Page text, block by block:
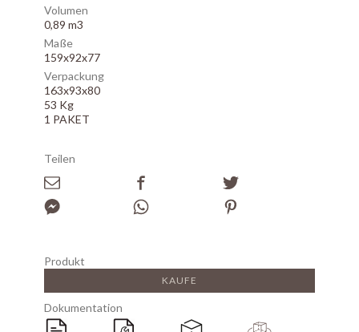
Volumen
0,89 m3
Maße
159x92x77
Verpackung
163x93x80
53 Kg
1 PAKET
Teilen
Produkt
KAUFE
Dokumentation